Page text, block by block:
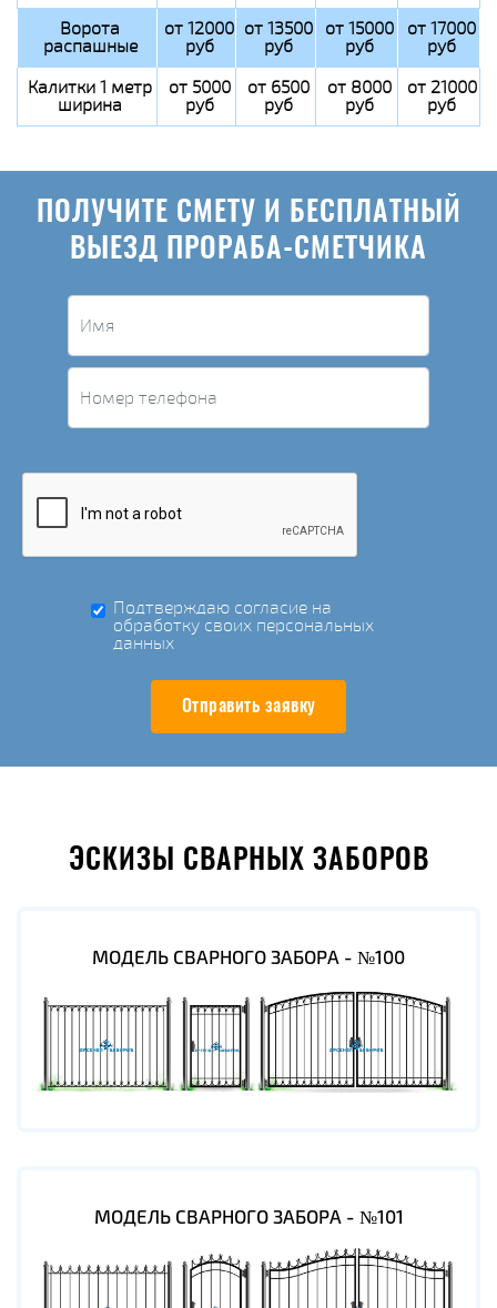
Ворота
распашные
от 12000
руб
от 13500
руб
от 15000
руб
от 17000
руб
Калитки 1 метр
ширина
от 5000
руб
от 6500
руб
от 8000
руб
от 21000
руб
ПОЛУЧИТЕ СМЕТУ И БЕСПЛАТНЫЙ
ВЫЕЗД ПРОРАБА-СМЕТЧИКА
Подтверждаю согласие на
обработку своих персональных
данных
Отправить заявку
ЭСКИЗЫ СВАРНЫХ ЗАБОРОВ
МОДЕЛЬ СВАРНОГО ЗАБОРА - №100
МОДЕЛЬ СВАРНОГО ЗАБОРА - №101